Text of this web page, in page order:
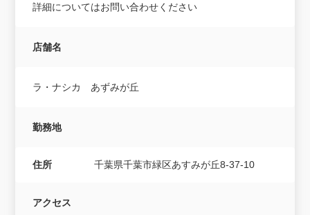
詳細についてはお問い合わせください
店舗名
ラ・ナシカ あずみが丘
勤務地
住所 千葉県千葉市緑区あすみが丘8-37-10
アクセス